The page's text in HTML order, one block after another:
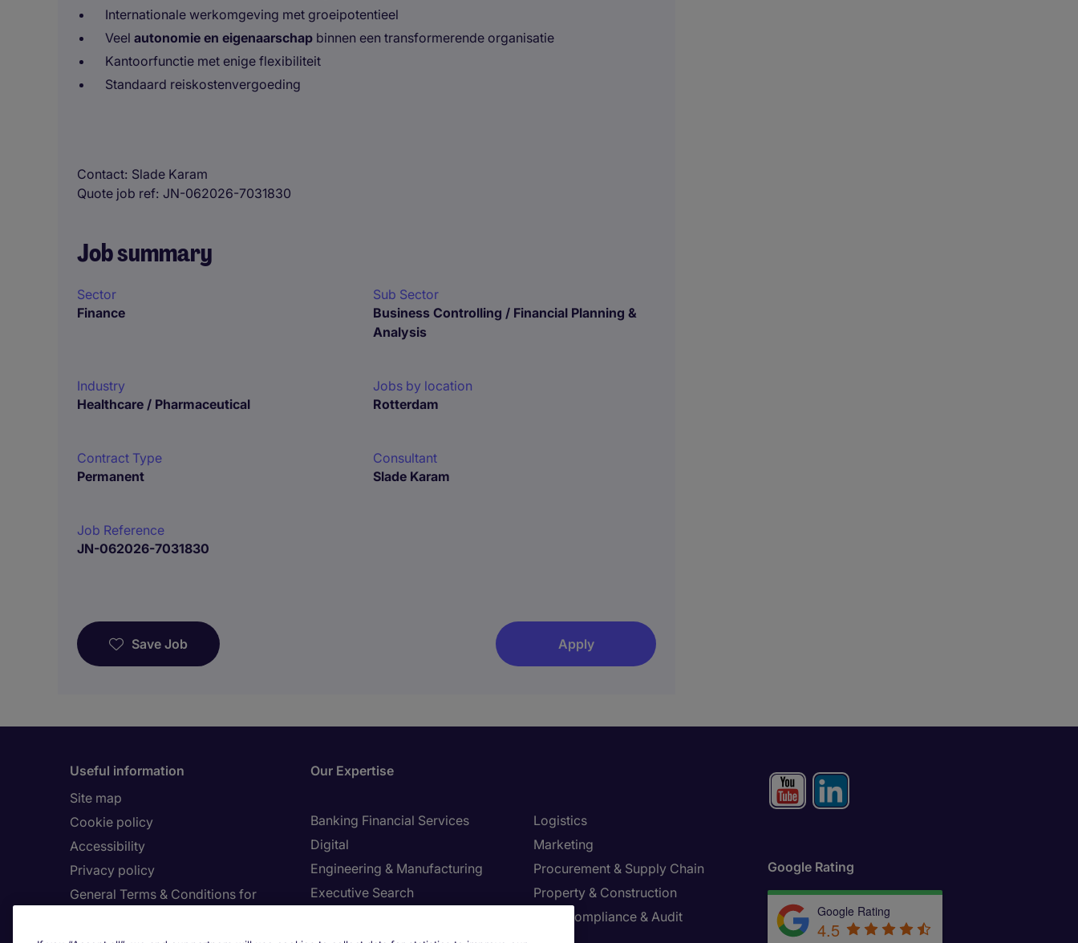
Internationale werkomgeving met groeipotentieel
Veel autonomie en eigenaarschap binnen een transformerende organisatie
Kantoorfunctie met enige flexibiliteit
Standaard reiskostenvergoeding
Contact Slade Karam
Quote job ref JN-062026-7031830
Job summary
Sector
Finance
Sub Sector
Business Controlling / Financial Planning &
Analysis
Industry
Healthcare / Pharmaceutical
Jobs by location
Rotterdam
Contract Type
Permanent
Consultant
Slade Karam
Job Reference
JN-062026-7031830
Save Job Apply
Useful information
Site map
Cookie policy
Accessibility
Privacy policy
General Terms & Conditions for
Country
Our Expertise
Banking Financial Services
Digital
Engineering & Manufacturing
Executive Search
Logistics
Marketing
Procurement & Supply Chain
Property & Construction
Risk, Compliance & Audit
Google Rating
Google Rating
4.5